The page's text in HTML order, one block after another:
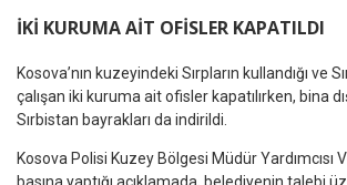
İKİ KURUMA AİT OFİSLER KAPATILDI
Kosova’nın kuzeyindeki Sırpların kullandığı ve
çalışan iki kuruma ait ofisler kapatılırken, bina
Sırbistan bayrakları da indirildi.
Kosova Polisi Kuzey Bölgesi Müdür Yardımcısı